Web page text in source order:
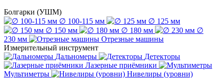
Болгарки (УШМ)
∅ 100-115 мм
∅ 125 мм
∅ 150 мм
∅ 180 мм
∅
230 мм
Отрезные машины
Измерительный инструмент
Дальномеры
Детекторы
Лазерные приёмники
Мультиметры
Нивелиры (уровни)